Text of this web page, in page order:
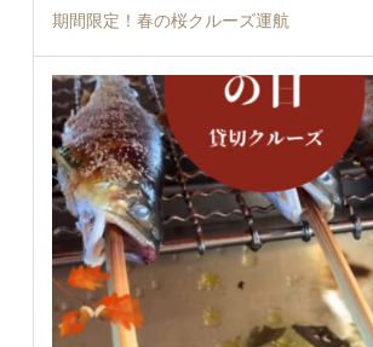
期間限定！春の桜クルーズ運航